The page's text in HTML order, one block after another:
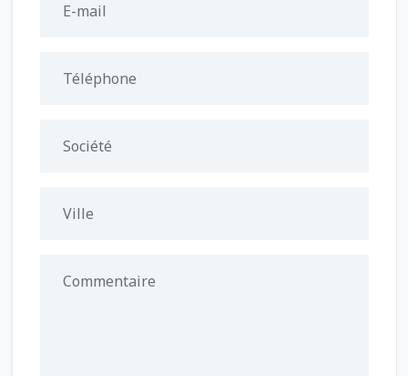
E-mail
Téléphone
Société
Ville
Commentaire